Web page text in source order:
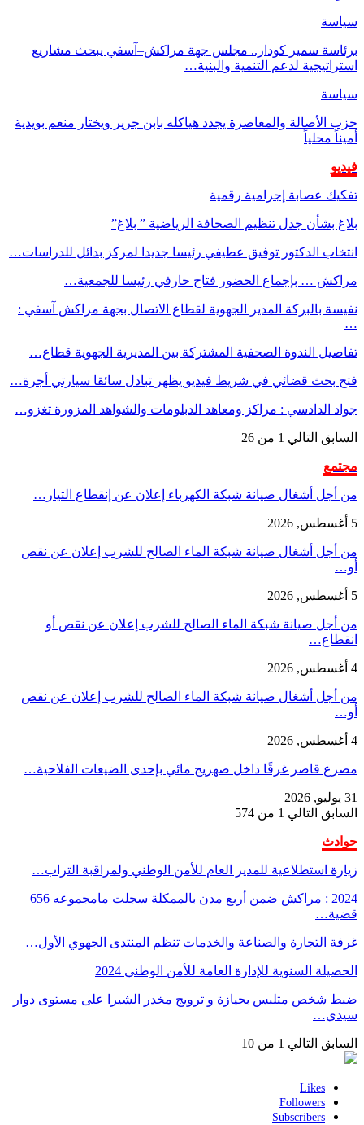
سياسة
برئاسة سمير كودار.. مجلس جهة مراكش–آسفي يبحث مشاريع
استراتيجية لدعم التنمية والبنية…
سياسة
حزب الأصالة والمعاصرة يجدد هياكله بابن جرير ويختار منعم بويدية
أميناً محلياً
فيديو
تفكيك عصابة إجرامية رقمية
بلاغ بشأن جدل تنظيم الصحافة الرياضية ” بلاغ”
انتخاب الدكتور توفيق عطيفي رئيسا جديدا لمركز بدائل للدراسات…
مراكش … بإجماع الحضور فتاح حارفي رئيسا للجمعية…
نفيسة بالبركة المدير الجهوية لقطاع الاتصال بجهة مراكش آسفي :
…
تفاصيل الندوة الصحفية المشتركة بين المديرية الجهوية قطاع…
فتح بحث قضائي في شريط فيديو يظهر تبادل سائقا سيارتي أجرة…
جواد الدادسي : مراكز ومعاهد الدبلومات والشواهد المزورة تغزو…
السابق التالي 1 من 26
مجتمع
من أجل أشغال صيانة شبكة الكهرباء إعلان عن إنقطاع التيار…
5 أغسطس, 2026
من أجل أشغال صيانة شبكة الماء الصالح للشرب إعلان عن نقص
أو…
5 أغسطس, 2026
من أجل صيانة شبكة الماء الصالح للشرب إعلان عن نقص أو
انقطاع…
4 أغسطس, 2026
من أجل أشغال صيانة شبكة الماء الصالح للشرب إعلان عن نقص
أو…
4 أغسطس, 2026
مصرع قاصر غرقًا داخل صهريج مائي بإحدى الضيعات الفلاحية…
31 يوليو, 2026
السابق التالي 1 من 574
حوادث
زيارة استطلاعية للمدير العام للأمن الوطني ولمراقبة التراب…
2024 : مراكش ضمن أربع مدن بالممكلة سجلت مامجموعه 656
قضية…
غرفة التجارة والصناعة والخدمات تنظم المنتدى الجهوي الأول…
الحصيلة السنوية للإدارة العامة للأمن الوطني 2024
ضبط شخص متلبس بحيازة و ترويج مخدر الشيرا على مستوى دوار
سيدي…
السابق التالي 1 من 10
Likes
Followers
Subscribers